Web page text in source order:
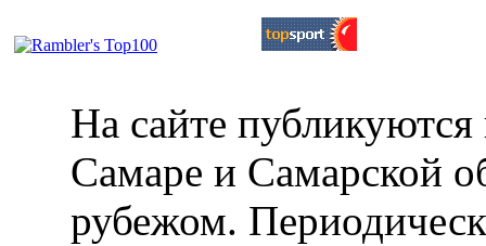
На сайте публикуются
Самаре и Самарской
рубежом.